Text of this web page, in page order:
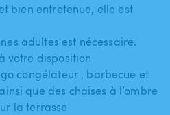
bien entretenue​,​ elle est
adultes est nécessaire.
votre disposition
congélateur ​,​ barbecue et
que des chaises à l’ombre
la terrasse